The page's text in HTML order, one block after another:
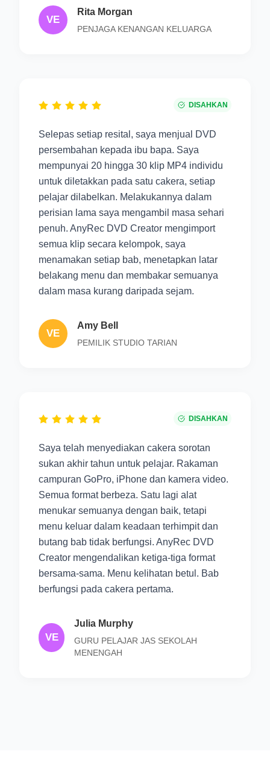
VE
Rita Morgan
PENJAGA KENANGAN KELUARGA
DISAHKAN
Selepas setiap resital, saya menjual DVD
persembahan kepada ibu bapa. Saya
mempunyai 20 hingga 30 klip MP4 individu
untuk diletakkan pada satu cakera, setiap
pelajar dilabelkan. Melakukannya dalam
perisian lama saya mengambil masa sehari
penuh. AnyRec DVD Creator mengimport
semua klip secara kelompok, saya
menamakan setiap bab, menetapkan latar
belakang menu dan membakar semuanya
dalam masa kurang daripada sejam.
VE
Amy Bell
PEMILIK STUDIO TARIAN
DISAHKAN
Saya telah menyediakan cakera sorotan
sukan akhir tahun untuk pelajar. Rakaman
campuran GoPro, iPhone dan kamera video.
Semua format berbeza. Satu lagi alat
menukar semuanya dengan baik, tetapi
menu keluar dalam keadaan terhimpit dan
butang bab tidak berfungsi. AnyRec DVD
Creator mengendalikan ketiga-tiga format
bersama-sama. Menu kelihatan betul. Bab
berfungsi pada cakera pertama.
VE
Julia Murphy
GURU PELAJAR JAS SEKOLAH
MENENGAH